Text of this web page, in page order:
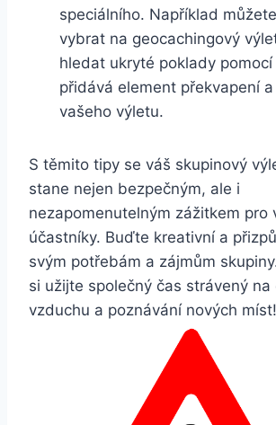
speciálního. Například
vybrat na geocachingový
hledat ukryté poklady pomocí
přidává element překvapení
vašeho výletu.
S těmito tipy se váš skupinový
stane nejen bezpečným, ale i
nezapomenutelným zážitkem pro
účastníky. Buďte kreativní a
svým potřebám a zájmům
si užijte společný čas strávený na
vzduchu a poznávání nových míst!